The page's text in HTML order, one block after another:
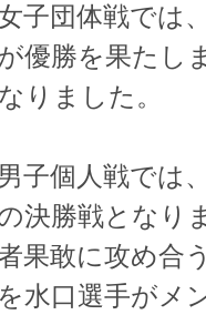
子団体戦では
優勝を果たし
りました。
子個人戦では
決勝戦となり
果敢に攻め合
水口選手がメ